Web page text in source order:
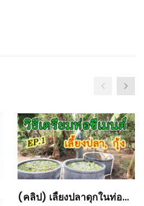
(คลิป) เลี้ยงปลาดุกในท่อซีเมนต์ วิธีเตรียมบ่อสำหรับเลี้ยงปลาดุก EP.1 : วีดีโอ เกษตร